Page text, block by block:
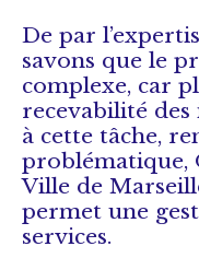
De par
savons que le
complexe, car
recevabilité des
à cette tâche,
problématique,
Ville de
permet une
services.